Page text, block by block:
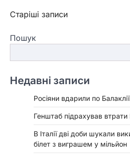
Навігація
записами
Старіші записи
Пошук
Недавні записи
Росіяни вдарили по
Генштаб підрахував втрати
В Італії дві доби шукали
білет з виграшем у мільйон